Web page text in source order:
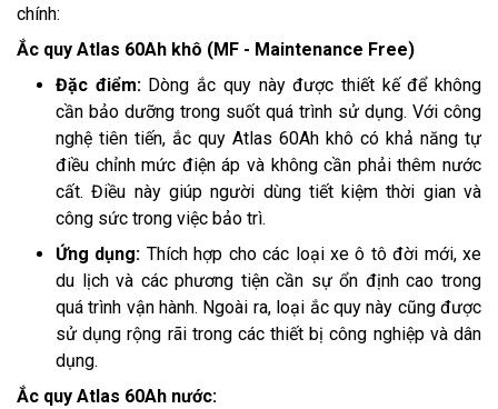
chính:
Ắc quy Atlas 60Ah khô (MF - Maintenance Free)
Đặc điểm:Dòng ắc quy này được thiết kế để không
cần bảo dưỡng trong suốt quá trình sử dụng. Với công
nghệ tiên tiến, ắc quy Atlas 60Ah khô có khả năng tự
điều chỉnh mức điện áp và không cần phải thêm nước
cất. Điều này giúp người dùng tiết kiệm thời gian và
công sức trong việc bảo trì.
Ứng dụng: Thích hợp cho các loại xe ô tô đời mới, xe
du lịch và các phương tiện cần sự ổn định cao trong
quá trình vận hành. Ngoài ra, loại ắc quy này cũng được
sử dụng rộng rãi trong các thiết bị công nghiệp và dân
dụng.
Ắc quy Atlas 60Ah nước: